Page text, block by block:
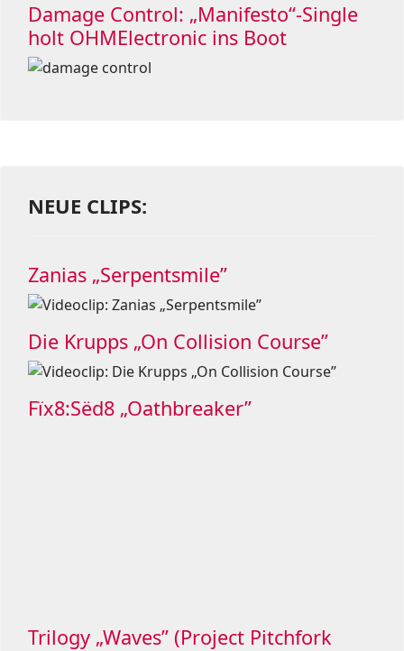
Damage Control: „Manifesto“-Single
holt OHMElectronic ins Boot
NEUE CLIPS:
Zanias „Serpentsmile”
Die Krupps „On Collision Course”
Fïx8:Sëd8 „Oathbreaker”